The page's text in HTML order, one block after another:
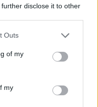
disclose it to other
Outs
of my
my
az